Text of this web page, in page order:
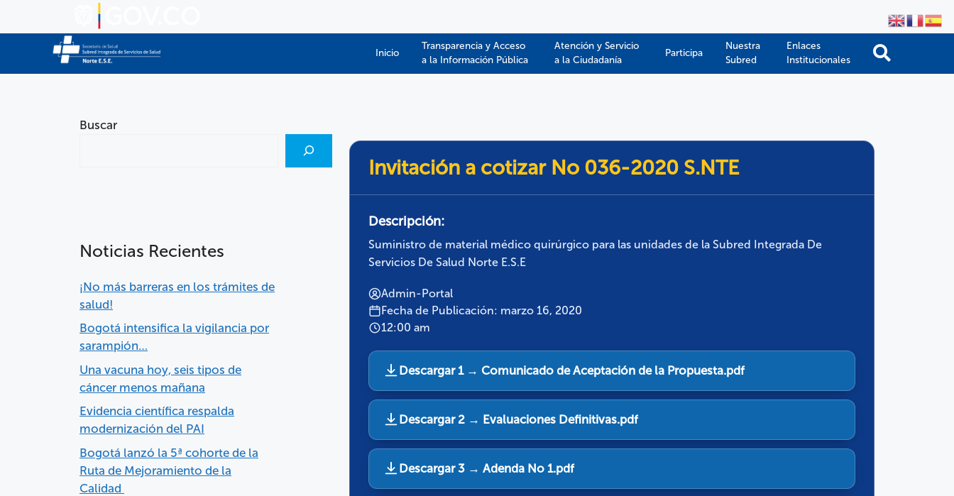
Inicio
Transparencia y Acceso
a la Información Pública​​
Atención y Servicio
a la Ciudadanía
Participa
Nuestra
Subred
Enlaces
Institucionales
Invitación a cotizar No 036-2020 S.NTE
Descripción:
Suministro de material médico quirúrgico para las unidades de la Subred Integrada De
Servicios De Salud Norte E.S.E
Admin-Portal
Fecha de Publicación: marzo 16, 2020
12:00 am
Descargar 1 → Comunicado de Aceptación de la Propuesta.pdf
Descargar 2 → Evaluaciones Definitivas.pdf
Descargar 3 → Adenda No 1.pdf
Buscar
Noticias Recientes
¡No más barreras en los trámites de
salud!
Bogotá intensifica la vigilancia por
sarampión…
Una vacuna hoy, seis tipos de
cáncer menos mañana
Evidencia científica respalda
modernización del PAI
Bogotá lanzó la 5ª cohorte de la
Ruta de Mejoramiento de la
Calidad